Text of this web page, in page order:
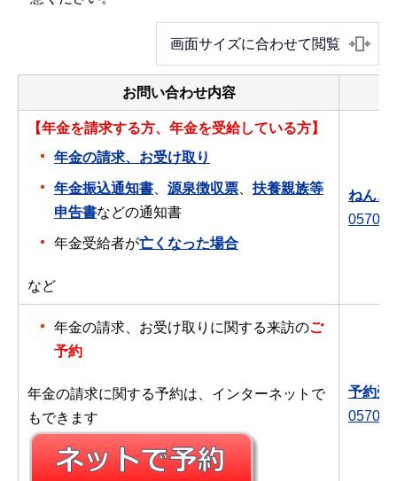
画面サイズに合わせて閲覧
お問い合わせ内容
【年金を請求する方、年金を受給している方】
年金の請求、お受け取り
年金振込通知書 源泉徴収票
扶養親族等
申告書などの通知書
年金受給者が亡くなった場合
など
ねんき
0570-
年金の請求、お受け取りに関する来訪のご
予約
年金の請求に関する予約は、インターネットで
もできます
予約受
0570-